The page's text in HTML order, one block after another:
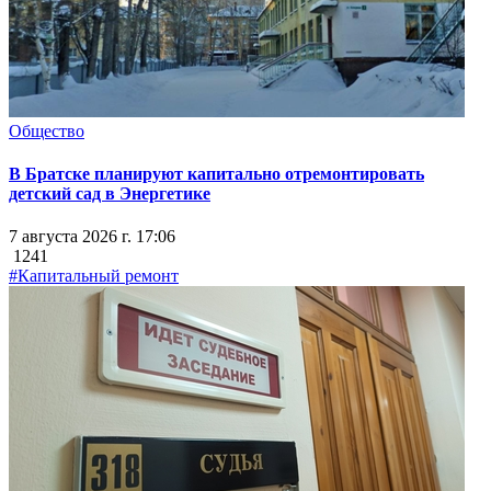
Общество
В Братске планируют капитально отремонтировать
детский сад в Энергетике
7 августа 2026 г. 17:06
1241
#Капитальный ремонт